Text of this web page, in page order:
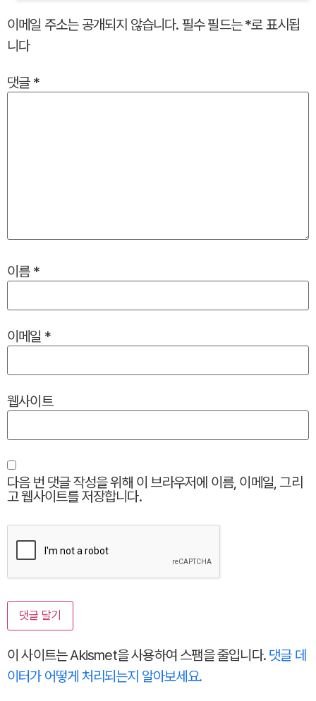
이메일 주소는 공개되지 않습니다. 필수 필드는*로 표시됩
니다
댓글 *
이름 *
이메일 *
웹사이트
다음 번 댓글 작성을 위해 이 브라우저에 이름, 이메일, 그리
고 웹사이트를 저장합니다.
이 사이트는 Akismet을 사용하여 스팸을 줄입니다. 댓글 데
이터가 어떻게 처리되는지 알아보세요.